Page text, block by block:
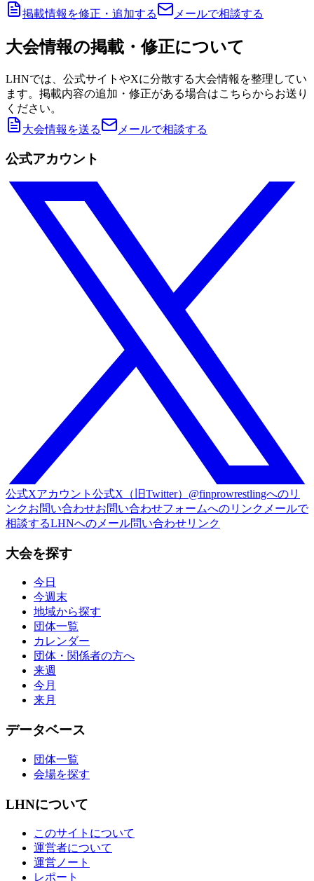
掲載情報を修正・追加する
メールで相談する
大会情報の掲載・修正について
LHNでは、公式サイトやXに分散する大会情報を整理してい
ます。掲載内容の追加・修正がある場合はこちらからお送り
ください。
大会情報を送る
メールで相談する
公式アカウント
公式Xアカウント 公式X（旧Twitter）@finprowrestlingへのリ
ンクお問い合わせお問い合わせフォームへのリンク メールで
相談するLHNへのメール問い合わせリンク
大会を探す
今日
今週末
地域から探す
団体一覧
カレンダー
団体・関係者の方へ
来週
今月
来月
データベース
団体一覧
会場を探す
LHNについて
このサイトについて
運営者について
運営ノート
レポート